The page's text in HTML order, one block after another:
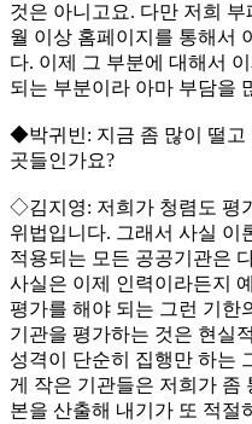
것은 아니고요. 다만 저희
월 이상 홈페이지를 통해서
다. 이제 그 부분에 대해서
되는 부분이라 아마 부담을
◆박귀빈: 지금 좀 많이 떨고
곳들인가요?
◇김지영: 저희가 청렴도 평
위법입니다. 그래서 사실 이
적용되는 모든 공공기관은
사실은 이제 인력이라든지
평가를 해야 되는 그런 기한
기관을 평가하는 것은 현실
성격이 단순히 집행만 하는
게 작은 기관들은 저희가 좀
본을 산출해 내기가 또 적절